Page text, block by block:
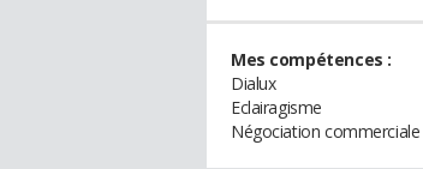
Mes compétences :
Dialux
Eclairagisme
Négociation commerciale